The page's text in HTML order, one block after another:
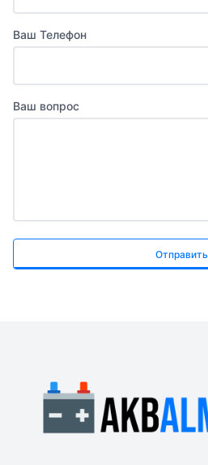
Ваш Телефон
Ваш вопрос
Отправить